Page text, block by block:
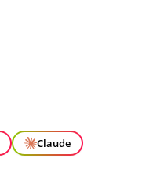
Claude